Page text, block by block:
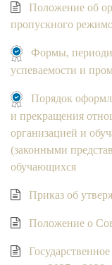
Положение об
пропускного
Формы,
успеваемости и
Порядок
и прекращения
организацией и
(законными
обучающихся
Приказ об
Положение о